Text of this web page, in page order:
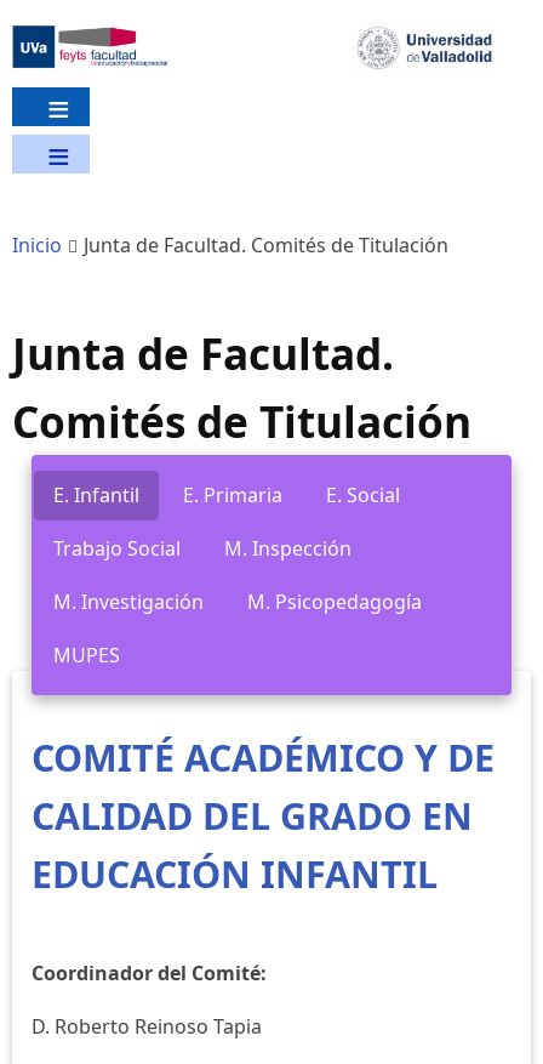
contenido
principal
Inicio Junta de Facultad. Comités de Titulación
Junta de Facultad.
Comités de Titulación
E. Infantil E. Primaria
E. Social
Trabajo Social
M. Inspección
M. Investigación
M. Psicopedagogía
MUPES
COMITÉ ACADÉMICO Y DE
CALIDAD DEL GRADO EN
EDUCACIÓN INFANTIL
Coordinador del Comité:
D. Roberto Reinoso Tapia